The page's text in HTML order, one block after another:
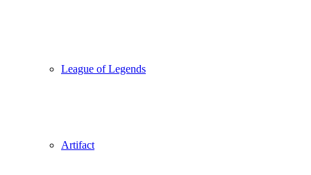
League of Legends
Artifact